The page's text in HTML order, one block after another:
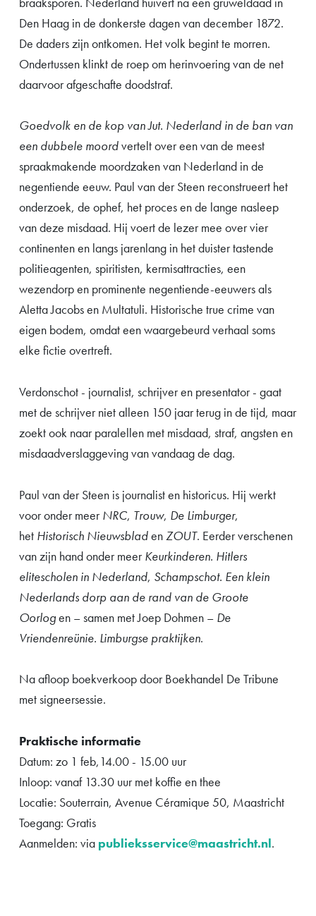
Den Haag in de donkerste dagen van december 1872.
De daders zijn ontkomen. Het volk begint te morren.
Ondertussen klinkt de roep om herinvoering van de net
daarvoor afgeschafte doodstraf.
Goedvolk en de kop van Jut. Nederland in de ban van
een dubbele moordvertelt over een van de meest
spraakmakende moordzaken van Nederland in de
negentiende eeuw. Paul van der Steen reconstrueert het
onderzoek, de ophef, het proces en de lange nasleep
van deze misdaad. Hij voert de lezer mee over vier
continenten en langs jarenlang in het duister tastende
politieagenten, spiritisten, kermisattracties, een
wezendorp en prominente negentiende-eeuwers als
Aletta Jacobs en Multatuli. Historische true crime van
eigen bodem, omdat een waargebeurd verhaal soms
elke fictie overtreft.
Verdonschot - journalist, schrijver en presentator - gaat
met de schrijver niet alleen 150 jaar terug in de tijd, maar
zoekt ook naar paralellen met misdaad, straf, angsten en
misdaadverslaggeving van vandaag de dag.
Paul van der Steen is journalist en historicus. Hij werkt
voor onder meerNRC, Trouw, De Limburger,
het Historisch Nieuwsbladen ZOUT. Eerder verschenen
van zijn hand onder meerKeurkinderen. Hitlers
elitescholen in Nederland, Schampschot. Een klein
Nederlands dorp aan de rand van de Groote
Oorlogen – samen met Joep Dohmen – De
Vriendenreünie. Limburgse praktijken.
Na afloop boekverkoop door Boekhandel De Tribune
met signeersessie.
Praktische informatie
Datum: zo 1 feb,14.00 - 15.00 uur
Inloop: vanaf 13.30 uur met koffie en thee
Locatie: Souterrain, Avenue Céramique 50, Maastricht​​​​​​​
Toegang: Gratis
Aanmelden: via publieksservice@maastricht.nl.